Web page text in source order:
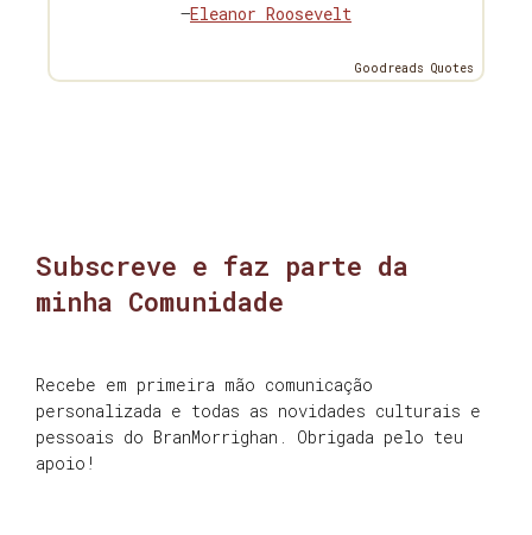
—Eleanor Roosevelt
Goodreads Quotes
Subscreve e faz parte da
minha Comunidade
Recebe em primeira mão comunicação
personalizada e todas as novidades culturais e
pessoais do BranMorrighan. Obrigada pelo teu
apoio!